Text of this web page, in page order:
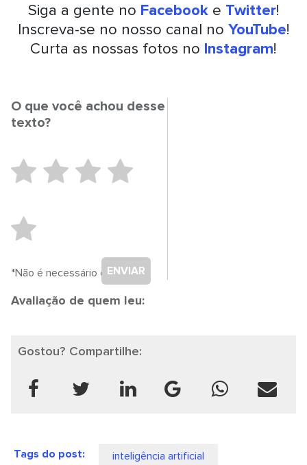
Siga a gente no Facebooke Twitter!
Inscreva-se no nosso canal no YouTube!
Curta as nossas fotos no Instagram!
O que você achou desse
texto?
ENVIAR
*Não é necessário cadastro.
Avaliação de quem leu:
Gostou? Compartilhe:
Tags do post: inteligência artificial